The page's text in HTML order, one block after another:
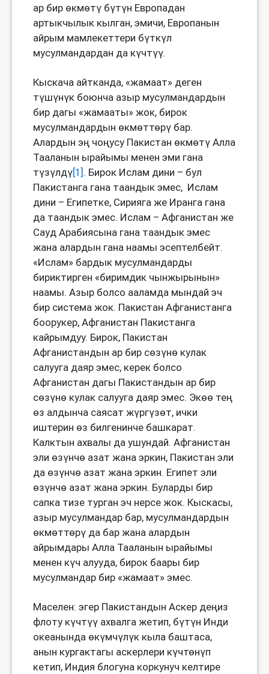
ар бир өкмөтү бүтүн Европадан
артыкчылык кылган, эмичи, Европанын
айрым мамлекеттери бүткүл
мусулмандардан да күчтүү.
Кыскача айтканда, «жамаат» деген
түшүнүк боюнча азыр мусулмандардын
бир дагы «жамааты» жок, бирок
мусулмандардын өкмөттөрү бар.
Алардын эң чоңусу Пакистан өкмөтү Алла
Тааланын ырайымы менен эми гана
түзүлдү[1]. Бирок Ислам дини – бул
Пакистанга гана таандык эмес, Ислам
дини – Египетке, Сирияга же Иранга гана
да таандык эмес. Ислам – Афганистан же
Сауд Арабиясына гана таандык эмес
жана алардын гана наамы эсептелбейт.
«Ислам» бардык мусулмандарды
бириктирген «биримдик чынжырынын»
наамы. Азыр болсо ааламда мындай эч
бир система жок. Пакистан Афганистанга
боорукер, Афганистан Пакистанга
кайрымдуу. Бирок, Пакистан
Афганистандын ар бир сөзүнө кулак
салууга даяр эмес, керек болсо
Афганистан дагы Пакистандын ар бир
сөзүнө кулак салууга даяр эмес. Экөө тең
өз алдынча саясат жүргүзөт, ички
иштерин өз билгенинче башкарат.
Калктын ахвалы да ушундай. Афганистан
эли өзүнчө азат жана эркин, Пакистан эли
да өзүнчө азат жана эркин. Египет эли
өзүнчө азат жана эркин. Буларды бир
сапка тизе турган эч нерсе жок. Кыскасы,
азыр мусулмандар бар, мусулмандардын
өкмөттөрү да бар жана алардын
айрымдары Алла Тааланын ырайымы
менен күч алууда, бирок баары бир
мусулмандар бир «жамаат» эмес.
Маселен: эгер Пакистандын Аскер деңиз
флоту күчтүү ахвалга жетип, бүтүн Инди
океанында өкүмчүлүк кыла баштаса,
анын кургактагы аскерлери күчтөнүп
кетип, Индия блогуна коркунуч келтире